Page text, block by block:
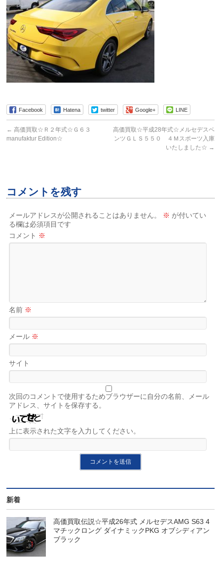
Facebook Hatena twitter Google+ LINE
← 高価買取☆Ｒ２年式☆Ｇ６３
manufaktur Edition☆
高価買取☆平成28年式☆メルセデスベ
ンツＧＬＳ５５０ ４Ｍスポーツ入庫
いたしました☆ →
コメントを残す
メールアドレスが公開されることはありません。 ※ が付いてい
る欄は必須項目です
コメント ※
名前 ※
メール ※
サイト
次回のコメントで使用するためブラウザーに自分の名前、メール
アドレス、サイトを保存する。
上に表示された文字を入力してください。
新着
高価買取伝説☆平成26年式 メルセデスAMG S63 4
マチックロング ダイナミックPKG オブシディアン
ブラック